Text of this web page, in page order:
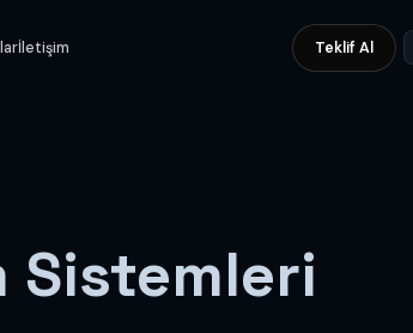
İletişim Teklif Al
Sistemleri